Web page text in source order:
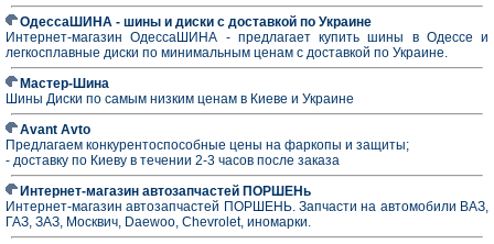
ОдессаШИНА - шины и диски с доставкой по Украине
Интернет-магазин ОдессаШИНА - предлагает купить шины в Одессе и
легкосплавные диски по минимальным ценам с доставкой по Украине.
Мастер-Шина
Шины Диски по самым низким ценам в Киеве и Украине
Avant Avto
Предлагаем конкурентоспособные цены на фаркопы и защиты;
- доставку по Киеву в течении 2-3 часов после заказа
Интернет-магазин автозапчастей ПОРШЕНь
Интернет-магазин автозапчастей ПОРШЕНЬ. Запчасти на автомобили ВАЗ,
ГАЗ, ЗАЗ, Москвич, Daewoo, Chevrolet, иномарки.